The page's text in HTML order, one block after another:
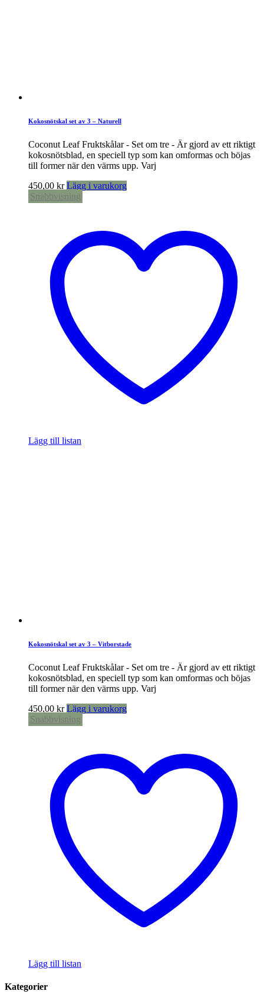
Kokosnötskal set av 3 – Naturell
Coconut Leaf Fruktskålar - Set om tre - Är gjord av ett riktigt
kokosnötsblad, en speciell typ som kan omformas och böjas
till former när den värms upp. Varj
450,00 kr Lägg i varukorg
Snabbvisning
Lägg till listan
Kokosnötskal set av 3 – Vitborstade
Coconut Leaf Fruktskålar - Set om tre - Är gjord av ett riktigt
kokosnötsblad, en speciell typ som kan omformas och böjas
till former när den värms upp. Varj
450,00 kr Lägg i varukorg
Snabbvisning
Lägg till listan
Kategorier